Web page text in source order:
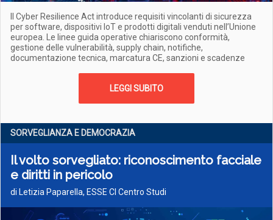
Il Cyber Resilience Act introduce requisiti vincolanti di sicurezza
per software, dispositivi IoT e prodotti digitali venduti nell’Unione
europea. Le linee guida operative chiariscono conformità,
gestione delle vulnerabilità, supply chain, notifiche,
documentazione tecnica, marcatura CE, sanzioni e scadenze
LEGGI SUBITO
SORVEGLIANZA E DEMOCRAZIA
Il volto sorvegliato: riconoscimento facciale
e diritti in pericolo
di Letizia Paparella, ESSE CI Centro Studi